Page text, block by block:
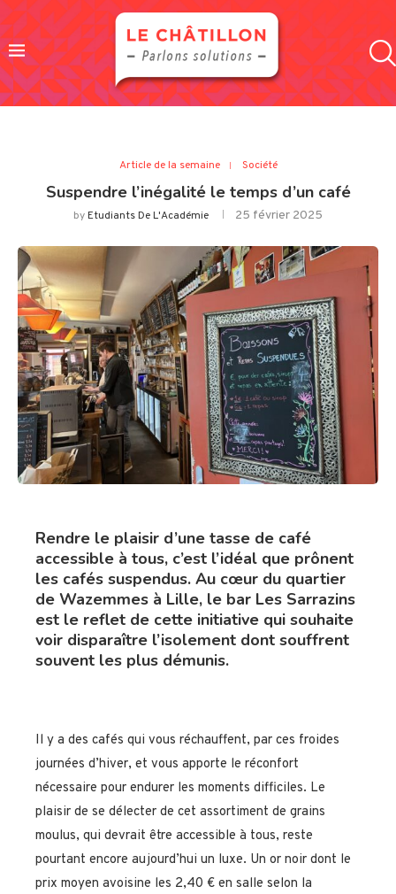
Article de la semaine Société
Suspendre l’inégalité le temps d’un café
byEtudiants De L'Académie 25 février 2025
Rendre le plaisir d’une tasse de café
accessible à tous, c’est l’idéal que prônent
les cafés suspendus. Au cœur du quartier
de Wazemmes à Lille, le bar Les Sarrazins
est le reflet de cette initiative qui souhaite
voir disparaître l’isolement dont souffrent
souvent les plus démunis.
Il y a des cafés qui vous réchauffent, par ces froides
journées d’hiver, et vous apporte le réconfort
nécessaire pour endurer les moments difficiles. Le
plaisir de se délecter de cet assortiment de grains
moulus, qui devrait être accessible à tous, reste
pourtant encore aujourd’hui un luxe. Un or noir dont le
prix moyen avoisine les 2,40 € en salle selon la